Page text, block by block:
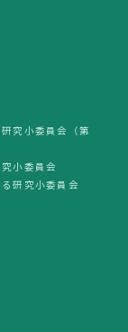
究小委員会（第
小委員会
研究小委員会